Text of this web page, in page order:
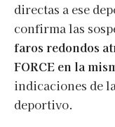
directas a ese
confirma las
faros redondos
FORCE en la
indicaciones de
deportivo.